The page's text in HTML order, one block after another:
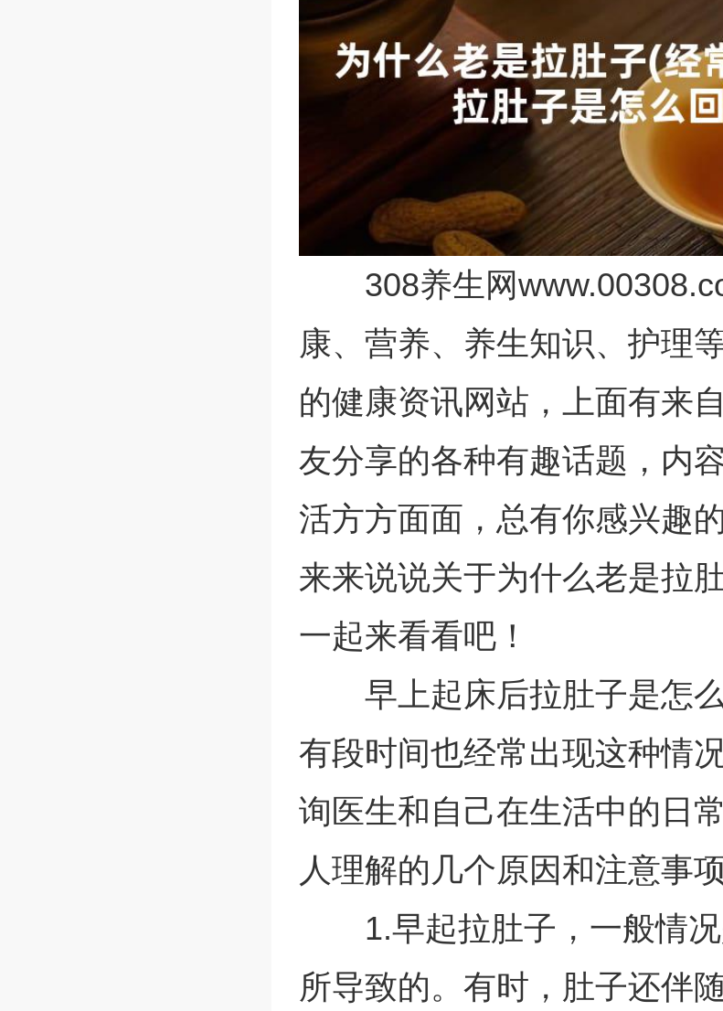
308养生网
康、营养、养生知识、护理
的健康资讯网站，上面有来
友分享的各种有趣话题，内
活方方面面，总有你感兴趣
来来说说关于为什么老是拉
一起来看看吧！
早上起床后拉肚子是怎
有段时间也经常出现这种情
询医生和自己在生活中的日
人理解的几个原因和注意事项
1.早起拉肚子，一般情
所导致的。有时，肚子还伴